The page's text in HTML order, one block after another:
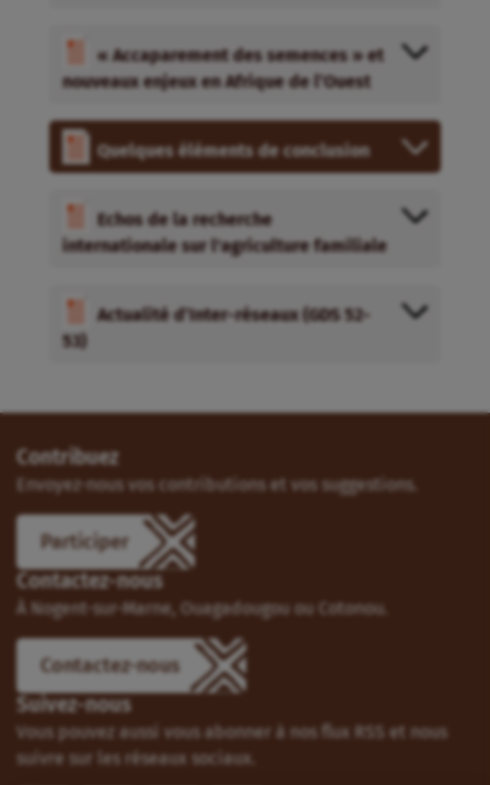
« Accaparement des semences » et
nouveaux enjeux en Afrique de l’Ouest
Quelques éléments de conclusion
Echos de la recherche
internationale sur l'agriculture familiale
Actualité d’Inter-réseaux (GDS 52-
53)
Contribuez
Envoyez-nous vos contributions et vos suggestions.
Participer
Contactez-nous
À Nogent-sur-Marne, Ouagadougou ou Cotonou.
Contactez-nous
Suivez-nous
Vous pouvez aussi vous abonner à nos flux RSS et nous
suivre sur les réseaux sociaux.